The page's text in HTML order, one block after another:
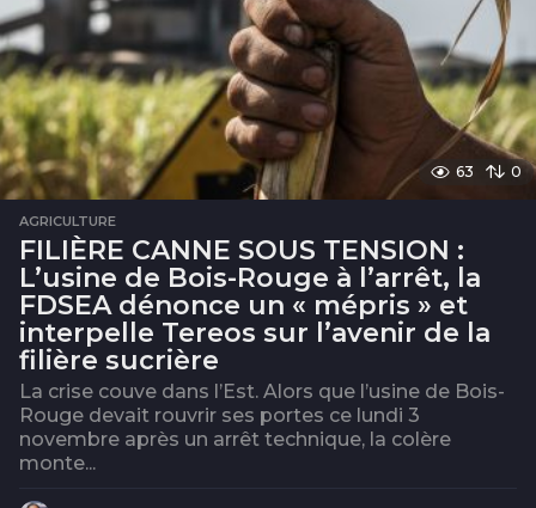
63 0
AGRICULTURE
FILIÈRE CANNE SOUS TENSION :
L’usine de Bois-Rouge à l’arrêt, la
FDSEA dénonce un « mépris » et
interpelle Tereos sur l’avenir de la
filière sucrière
La crise couve dans l’Est. Alors que l’usine de Bois-
Rouge devait rouvrir ses portes ce lundi 3
novembre après un arrêt technique, la colère
monte...